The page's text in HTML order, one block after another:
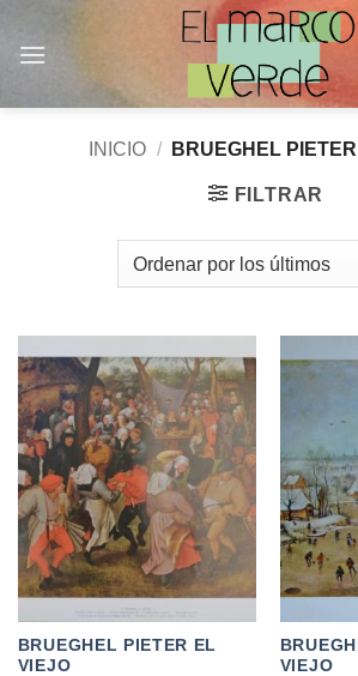
INICIO / BRUEGHEL
FILTRAR
BRUEGHEL PIETER EL
VIEJO
VIEJO